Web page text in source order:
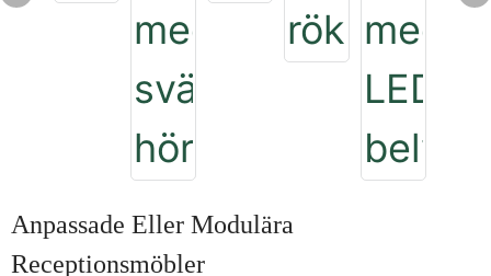
Anpassade Eller Modulära
Receptionsmöbler